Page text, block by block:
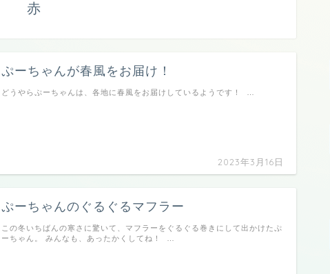
赤
ぷーちゃんが春風をお届け！
2023年3月16日
どうやらぷーちゃんは、各地に春風をお届けしているようです！ …
ぷーちゃんのぐるぐるマフラー
この冬いちばんの寒さに驚いて、マフラーをぐるぐる巻きにして出かけたぷ
ーちゃん。 みんなも、あったかくしてね！ …